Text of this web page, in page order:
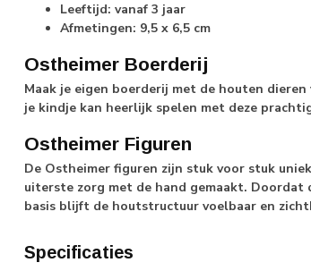
Leeftijd: vanaf 3 jaar
Afmetingen: 9,5 x 6,5 cm
Ostheimer Boerderij
Maak je eigen boerderij met de houten
je kindje kan heerlijk spelen met deze
Ostheimer Figuren
De Ostheimer figuren zijn stuk voor stuk
uiterste zorg met de hand gemaakt.
basis blijft de houtstructuur voelbaar en
Specificaties